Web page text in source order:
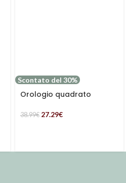
Scontato del 30%
Orologio quadrato
38.99€ 27.29€